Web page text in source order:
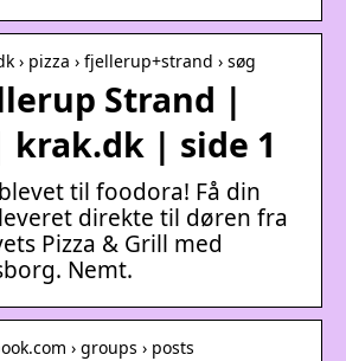
› pizza › fjellerup+strand › søg
Strand |
| side 1
til foodora! Få din
direkte til døren fra
Pizza & Grill med
Nemt.
› groups › posts